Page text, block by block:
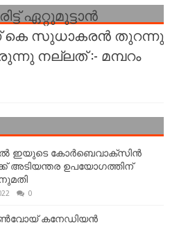
ഏറ്റുമുട്ടാന്‍
കെ സുധാകരന്‍ തുറന്നു
നല്ലത് :- മമ്പറം
ഇയുടെ കോര്‍ബെവാക്സിൻ
അടിയന്തര ഉപയോഗത്തിന്
0
കനേഡിയന്‍